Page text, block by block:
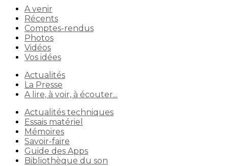
A venir
Récents
Comptes-rendus
Photos
Vidéos
Vos idées
Actualités
La Presse
A lire, à voir, à écouter...
Actualités techniques
Essais matériel
Mémoires
Savoir-faire
Guide des Apps
Bibliothèque du son